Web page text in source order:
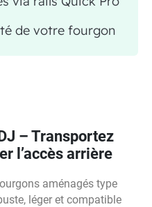
de votre fourgon
– Transportez
l’accès arrière
aménagés type
léger et compatible